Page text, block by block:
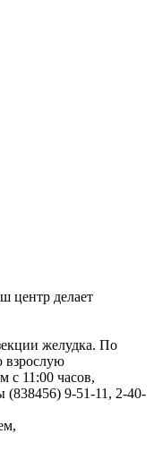
центр делает
желудка. По
взрослую
с 11:00 часов,
(838456) 9-51-11, 2-40-